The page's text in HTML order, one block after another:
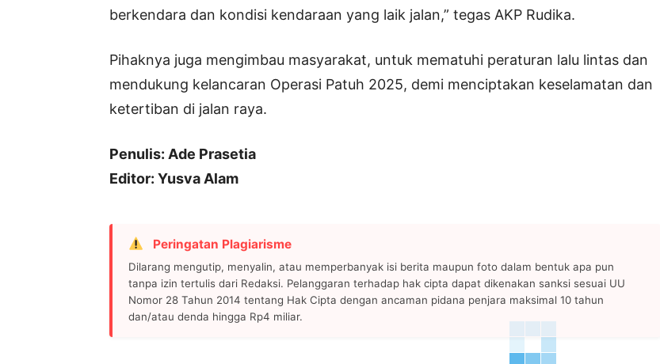
berkendara dan kondisi kendaraan yang laik jalan,” tegas AKP Rudika.
Pihaknya juga mengimbau masyarakat, untuk mematuhi peraturan lalu lintas dan
mendukung kelancaran Operasi Patuh 2025, demi menciptakan keselamatan dan
ketertiban di jalan raya.
Penulis: Ade Prasetia
Editor: Yusva Alam
Peringatan Plagiarisme
Dilarang mengutip, menyalin, atau memperbanyak isi berita maupun foto dalam bentuk apa pun
tanpa izin tertulis dari Redaksi. Pelanggaran terhadap hak cipta dapat dikenakan sanksi sesuai UU
Nomor 28 Tahun 2014 tentang Hak Cipta dengan ancaman pidana penjara maksimal 10 tahun
dan/atau denda hingga Rp4 miliar.